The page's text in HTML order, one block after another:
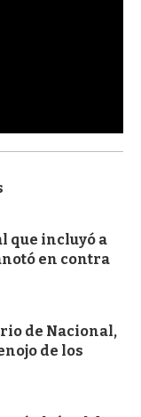
que incluyó a
en contra
de Nacional,
de los